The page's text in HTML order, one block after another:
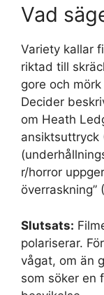
Vad
Variety kallar
riktad till
gore och
Decider
om Heath
ansiktsuttryck
r/horror
överraskning” (
Slutsats:
polariserar.
vågat, om än
som söker en